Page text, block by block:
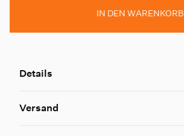
IN DEN WARENKORB
Details
Versand